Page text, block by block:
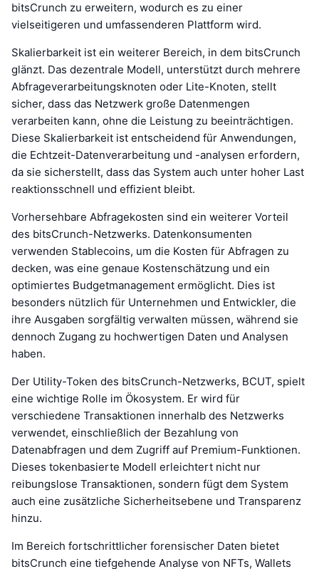
bitsCrunch zu erweitern, wodurch es zu einer
vielseitigeren und umfassenderen Plattform wird.
Skalierbarkeit ist ein weiterer Bereich, in dem bitsCrunch
glänzt. Das dezentrale Modell, unterstützt durch mehrere
Abfrageverarbeitungsknoten oder Lite-Knoten, stellt
sicher, dass das Netzwerk große Datenmengen
verarbeiten kann, ohne die Leistung zu beeinträchtigen.
Diese Skalierbarkeit ist entscheidend für Anwendungen,
die Echtzeit-Datenverarbeitung und -analysen erfordern,
da sie sicherstellt, dass das System auch unter hoher Last
reaktionsschnell und effizient bleibt.
Vorhersehbare Abfragekosten sind ein weiterer Vorteil
des bitsCrunch-Netzwerks. Datenkonsumenten
verwenden Stablecoins, um die Kosten für Abfragen zu
decken, was eine genaue Kostenschätzung und ein
optimiertes Budgetmanagement ermöglicht. Dies ist
besonders nützlich für Unternehmen und Entwickler, die
ihre Ausgaben sorgfältig verwalten müssen, während sie
dennoch Zugang zu hochwertigen Daten und Analysen
haben.
Der Utility-Token des bitsCrunch-Netzwerks, BCUT, spielt
eine wichtige Rolle im Ökosystem. Er wird für
verschiedene Transaktionen innerhalb des Netzwerks
verwendet, einschließlich der Bezahlung von
Datenabfragen und dem Zugriff auf Premium-Funktionen.
Dieses tokenbasierte Modell erleichtert nicht nur
reibungslose Transaktionen, sondern fügt dem System
auch eine zusätzliche Sicherheitsebene und Transparenz
hinzu.
Im Bereich fortschrittlicher forensischer Daten bietet
bitsCrunch eine tiefgehende Analyse von NFTs, Wallets